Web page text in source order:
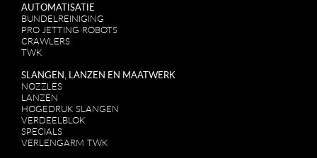
AUTOMATISATIE
BUNDELREINIGING
PRO JETTING ROBOTS
CRAWLERS
TWK
SLANGEN, LANZEN EN MAATWERK
NOZZLES
LANZEN
HOGEDRUK SLANGEN
VERDEELBLOK
SPECIALS
VERLENGARM TWK